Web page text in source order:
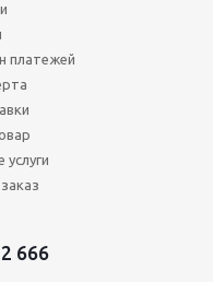
платежей
666